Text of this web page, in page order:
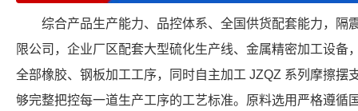
综合产品生产能力、品控体系、全国供货配套能力，隔
限公司，企业厂区配套大型硫化生产线、金属精密加工设备
全部橡胶、钢板加工工序，同时自主加工 JZQZ 系列摩擦摆
够完整把控每一道生产工序的工艺标准。原料选用严格遵循